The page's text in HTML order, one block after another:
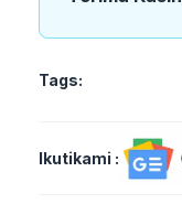
Tags:
Ikutikami :